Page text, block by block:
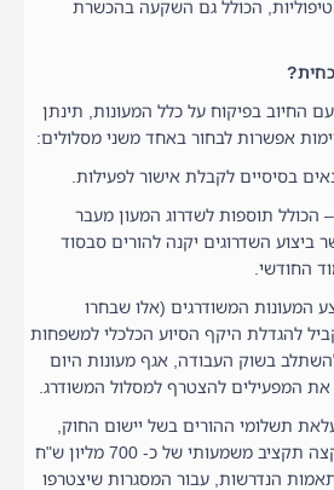
הכולל גם השקעה בהכשרת
החיוב בפיקוח על כלל המעונות, תינתן
אפשרות לבחור באחד משני מסלולים:
בסיסיים לקבלת אישור לפעילות.
הכולל תוספות לשדרוג המעון מעבר
ביצוע השדרוגים יקנה להורים סבסוד
החודשי.
המעונות המשודרגים (אלו שבחרו
להגדלת היקף הסיוע הכלכלי למשפחות
בשוק העבודה, אגף מעונות היום
המפעילים להצטרף למסלול המשודרג.
תשלומי ההורים בשל יישום החוק,
הוחלט כי כשיאושר, יוקצה תקציב משמעותי של כ- 700 מליון ש"ח
הנדרשות, עבור המסגרות שיצטרפו